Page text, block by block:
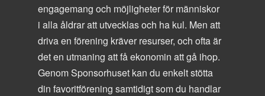
engagemang och möjligheter för människor
i alla åldrar att utvecklas och ha kul. Men att
driva en förening kräver resurser, och ofta är
det en utmaning att få ekonomin att gå ihop.
Genom Sponsorhuset kan du enkelt stötta
din favoritförening samtidigt som du handlar